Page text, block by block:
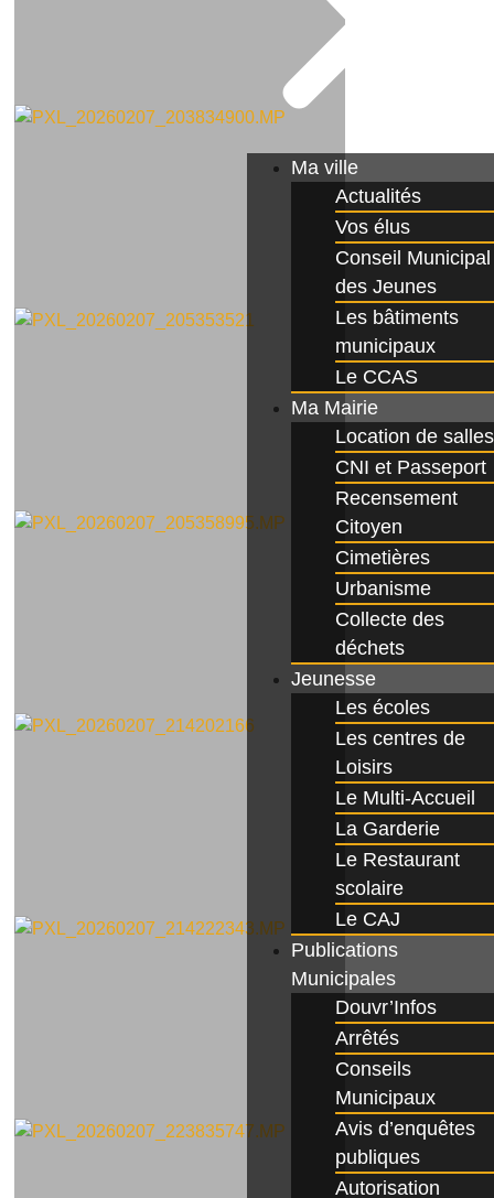
Ma ville
Actualités
Vos élus
Conseil Municipal
des Jeunes
Les bâtiments
municipaux
Le CCAS
Ma Mairie
Location de salles
CNI et Passeport
Recensement
Citoyen
Cimetières
Urbanisme
Collecte des
déchets
Jeunesse
Les écoles
Les centres de
Loisirs
Le Multi-Accueil
La Garderie
Le Restaurant
scolaire
Le CAJ
Publications
Municipales
Douvr’Infos
Arrêtés
Conseils
Municipaux
Avis d’enquêtes
publiques
Autorisation